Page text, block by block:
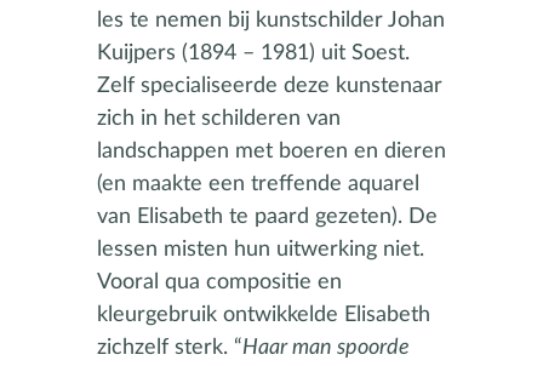
les te nemen bij kunstschilder Johan
Kuijpers (1894 – 1981) uit Soest.
Zelf specialiseerde deze kunstenaar
zich in het schilderen van
landschappen met boeren en dieren
(en maakte een treffende aquarel
van Elisabeth te paard gezeten). De
lessen misten hun uitwerking niet.
Vooral qua compositie en
kleurgebruik ontwikkelde Elisabeth
zichzelf sterk. “Haar man spoorde